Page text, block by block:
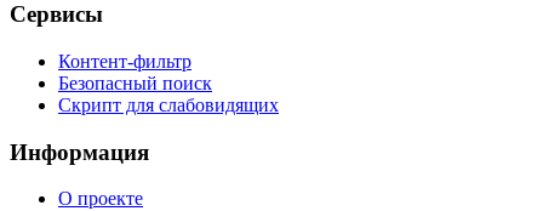
Сервисы
Контент-фильтр
Безопасный поиск
Скрипт для слабовидящих
Информация
О проекте